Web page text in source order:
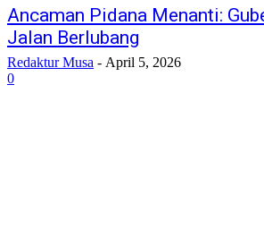
Ancaman Pidana Menanti:
Jalan Berlubang
Redaktur Musa - April 5, 2026
0